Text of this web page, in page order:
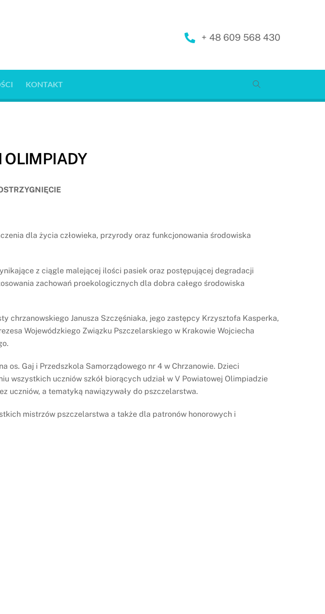
+ 48 609 568 430
KONTAKT
OLIMPIADY
dla życia człowieka, przyrody oraz funkcjonowania środowiska
z ciągle malejącej ilości pasiek oraz postępującej degradacji
zachowań proekologicznych dla dobra całego środowiska
chrzanowskiego Janusza Szczęśniaka, jego zastępcy Krzysztofa Kasperka,
Wojewódzkiego Związku Pszczelarskiego w Krakowie Wojciecha
os. Gaj i Przedszkola Samorządowego nr 4 w Chrzanowie. Dzieci
wszystkich uczniów szkół biorących udział w V Powiatowej Olimpiadzie
uczniów, a tematyką nawiązywały do pszczelarstwa.
mistrzów pszczelarstwa a także dla patronów honorowych i